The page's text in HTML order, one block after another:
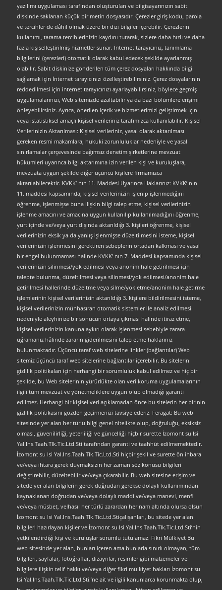
yazılımı uygulaması tarafından oluşturulan ve bilgisayarınızın sabit
diskinde saklanan küçük bir metin dosyasıdır. Çerezler giriş kodu, parola
ve tercihler de dâhil olmak üzere bir dizi bilgiler içerebilir. Çerezlerin
kullanımı, tarama tercihlerinizin kaydını tutarak, sizlere daha hızlı ve daha
fazla kişiselleştirilmiş hizmetler sunar. İnternet tarayıcınız, tanımlama
bilgilerini (çerezleri) otomatik olarak kabul edecek şekilde ayarlanmış
olabilir. Sabit diskinize gönderilen tüm çerez dosyaları hakkında bilgi
sağlamak için İnternet tarayıcınızı özelleştirebilirsiniz. Çerez dosyalarının
reddedilmesi için internet tarayıcınızı ayarlayabilirsiniz, böylece geçmiş
uygulamalarınızı, Web sitemizde azaltabilir ya da bazı bölümlere erişimi
önleyebilirsiniz. Ayrıca, önerilen içerik ve hizmetlerimizi geliştirmek için
veya istatistiksel amaçlı kişisel verileriniz tarafımızca kullanılabilir. Kişisel
Verilerinizin Aktarılması: Kişisel verileriniz, yasal olarak aktarılması
gereken resmi makamlara, hukuki zorunluluklar nedeniyle ve yasal
sınırlamalar çerçevesinde bağımsız denetim şirketlerine mevzuat
hükümleri uyarınca bilgi aktarımına izin verilen kişi ve kuruluşlara,
mevzuata uygun şekilde diğer üçüncü kişilere firmamızca
aktarılabilecektir. KVKK’ nın 11. Maddesi Uyarınca Haklarınız: KVKK’ nın
11. maddesi kapsamında; kişisel verilerinizin işlenip işlenmediğini
öğrenme, işlenmişse buna ilişkin bilgi talep etme, kişisel verilerinizin
işlenme amacını ve amacına uygun kullanılıp kullanılmadığını öğrenme,
yurt içinde ve/veya yurt dışında aktarıldığı 3. kişileri öğrenme, kişisel
verilerinizin eksik ya da yanlış işlenmişse düzeltilmesini isteme, kişisel
verilerinizin işlenmesini gerektiren sebeplerin ortadan kalkması ve yasal
bir engel bulunmaması halinde KVKK’ nın 7. Maddesi kapsamında kişisel
verilerinizin silinmesi/yok edilmesi veya anonim hale getirilmesi için
talepte bulunma, düzeltilmesi veya silinmesi/yok edilmesi/anonim hale
getirilmesi hallerinde düzeltme veya silme/yok etme/anonim hale getirme
işlemlerinin kişisel verilerinizin aktarıldığı 3. kişilere bildirilmesini isteme,
kişisel verilerinizin münhasıran otomatik sistemler ile analiz edilmesi
nedeniyle aleyhinize bir sonucun ortaya çıkması halinde itiraz etme,
kişisel verilerinizin kanuna aykırı olarak işlenmesi sebebiyle zarara
uğramanız hâlinde zararın giderilmesini talep etme haklarınız
bulunmaktadır. Üçüncü taraf web sitelerine linkler (bağlantılar) Web
sitemiz üçüncü taraf web sitelerine bağlantılar içerebilir. Bu sitelerin
gizlilik politikaları için herhangi bir sorumluluk kabul edilmez ve hiç bir
şekilde, bu Web sitelerinin yürürlükte olan veri koruma uygulamalarının
ilgili tüm mevzuat ve yönetmeliklere uygun olup olmadığı garanti
edilmez. Herhangi bir kişisel veri açıklamadan önce bu sitelerin her birinin
gizlilik politikasını gözden geçirmenizi tavsiye ederiz. Feragat: Bu web
sitesinde yer alan her türlü bilgi genel nitelikte olup, doğruluğu, eksiksiz
olması, güvenilirliği, yeterliliği ve güncelliği hiçbir surette İzomont su Isi
Yal.Ins.Taah.Tlk.Tic.Ltd.Sti tarafından garanti ve taahhüt edilmemektedir.
İzomont su Isi Yal.Ins.Taah.Tlk.Tic.Ltd.Sti hiçbir şekil ve surette ön ihbara
ve/veya ihtara gerek duymaksızın her zaman söz konusu bilgileri
değiştirebilir, düzeltebilir ve/veya çıkarabilir. Bu web sitesine erişim ve
sitede yer alan bilgilerin gerek doğrudan gerekse dolaylı kullanımından
kaynaklanan doğrudan ve/veya dolaylı maddi ve/veya manevi, menfi
ve/veya müsbet, velhasıl her türlü zarardan her nam altında olursa olsun
İzomont su Isi Yal.Ins.Taah.Tlk.Tic.Ltd.Stiçalışanları, bu sitede yer alan
bilgileri hazırlayan kişiler ve İzomont su Isi Yal.Ins.Taah.Tlk.Tic.Ltd.Sti’nin
yetkilendirdiği kişi ve kuruluşlar sorumlu tutulamaz. Fikri Mülkiyet Bu
web sitesinde yer alan, bunları içeren ama bunlarla sınırlı olmayan, tüm
bilgileri, sayfalar, fotoğraflar, dizaynlar, resimler gibi malzemeler ve
bilgilere ilişkin telif hakkı ve/veya diğer fikri mülkiyet hakları İzomont su
Isi Yal.Ins.Taah.Tlk.Tic.Ltd.Sti.’ne ait ve ilgili kanunlarca korunmakta olup,